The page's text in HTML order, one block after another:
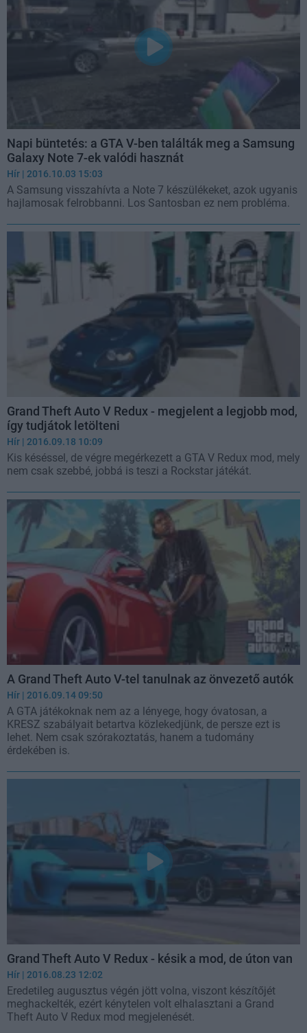
Napi büntetés: a GTA V-ben találták meg a Samsung
Galaxy Note 7-ek valódi hasznát
Hír | 2016.10.03 15:03
A Samsung visszahívta a Note 7 készülékeket, azok ugyanis
hajlamosak felrobbanni. Los Santosban ez nem probléma.
Grand Theft Auto V Redux - megjelent a legjobb mod,
így tudjátok letölteni
Hír | 2016.09.18 10:09
Kis késéssel, de végre megérkezett a GTA V Redux mod, mely
nem csak szebbé, jobbá is teszi a Rockstar játékát.
A Grand Theft Auto V-tel tanulnak az önvezető autók
Hír | 2016.09.14 09:50
A GTA játékoknak nem az a lényege, hogy óvatosan, a
KRESZ szabályait betartva közlekedjünk, de persze ezt is
lehet. Nem csak szórakoztatás, hanem a tudomány
érdekében is.
Grand Theft Auto V Redux - késik a mod, de úton van
Hír | 2016.08.23 12:02
Eredetileg augusztus végén jött volna, viszont készítőjét
meghackelték, ezért kénytelen volt elhalasztani a Grand
Theft Auto V Redux mod megjelenését.